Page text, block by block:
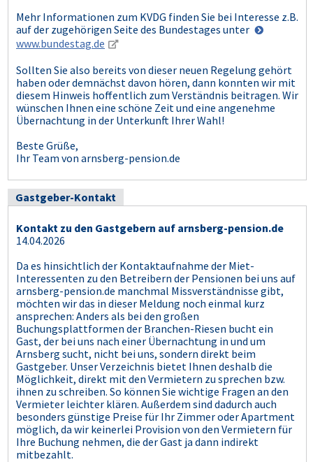
Mehr Informationen zum KVDG finden Sie bei Interesse z.B.
auf der zugehörigen Seite des Bundestages unter
www.bundestag.de
Sollten Sie also bereits von dieser neuen Regelung gehört
haben oder demnächst davon hören, dann konnten wir mit
diesem Hinweis hoffentlich zum Verständnis beitragen. Wir
wünschen Ihnen eine schöne Zeit und eine angenehme
Übernachtung in der Unterkunft Ihrer Wahl!
Beste Grüße,
Ihr Team von arnsberg-pension.de
Gastgeber-Kontakt
Kontakt zu den Gastgebern auf arnsberg-pension.de
14.04.2026
Da es hinsichtlich der Kontaktaufnahme der Miet-
Interessenten zu den Betreibern der Pensionen bei uns auf
arnsberg-pension.de manchmal Missverständnisse gibt,
möchten wir das in dieser Meldung noch einmal kurz
ansprechen: Anders als bei den großen
Buchungsplattformen der Branchen-Riesen bucht ein
Gast, der bei uns nach einer Übernachtung in und um
Arnsberg sucht, nicht bei uns, sondern direkt beim
Gastgeber. Unser Verzeichnis bietet Ihnen deshalb die
Möglichkeit, direkt mit den Vermietern zu sprechen bzw.
ihnen zu schreiben. So können Sie wichtige Fragen an den
Vermieter leichter klären. Außerdem sind dadurch auch
besonders günstige Preise für Ihr Zimmer oder Apartment
möglich, da wir keinerlei Provision von den Vermietern für
Ihre Buchung nehmen, die der Gast ja dann indirekt
mitbezahlt.